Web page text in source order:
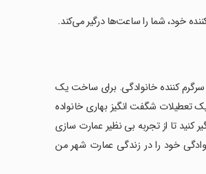
کننده خانوادگی. برای ساخت یک
تعطیلات شگفت انگیز بهاری خانواده
کنید تا از تجربه بی نظیر عمارت سازی
خود را در زندگی عمارت شهر من